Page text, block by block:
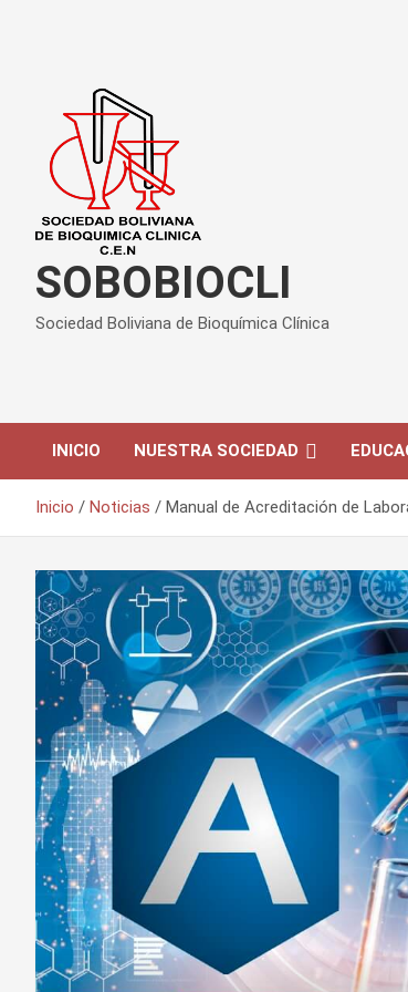
SOBOBIOCLI
Sociedad Boliviana de Bioquímica Clínica
INICIO NUESTRA SOCIEDAD
Inicio Noticias Manual de Acreditación de